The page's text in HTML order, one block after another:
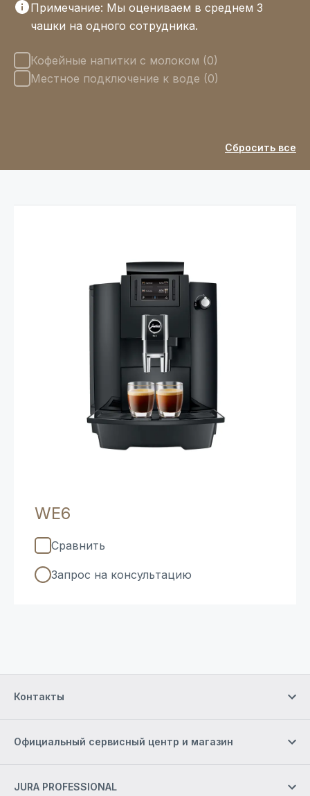
Примечание: Мы оцениваем в среднем 3
чашки на одного сотрудника.
Опции
Кофейные напитки с молоком (0)
Местное подключение к воде (0)
Сбросить все
Показать сравнение
WE6
Сравнить
Запрос на консультацию
Контакты
Официальный сервисный центр и магазин
JURA PROFESSIONAL